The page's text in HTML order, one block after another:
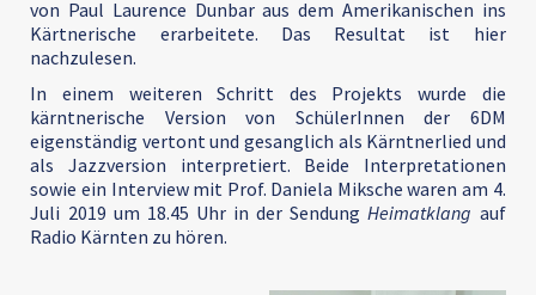
von Paul Laurence Dunbar aus dem Amerikanischen ins
Kärtnerische erarbeitete. Das Resultat ist hier
nachzulesen.
In einem weiteren Schritt des Projekts wurde die
kärntnerische Version von SchülerInnen der 6DM
eigenständig vertont und gesanglich als Kärntnerlied und
als Jazzversion interpretiert. Beide Interpretationen
sowie ein Interview mit Prof. Daniela Miksche waren am 4.
Juli 2019 um 18.45 Uhr in der SendungHeimatklang auf
Radio Kärnten zu hören.